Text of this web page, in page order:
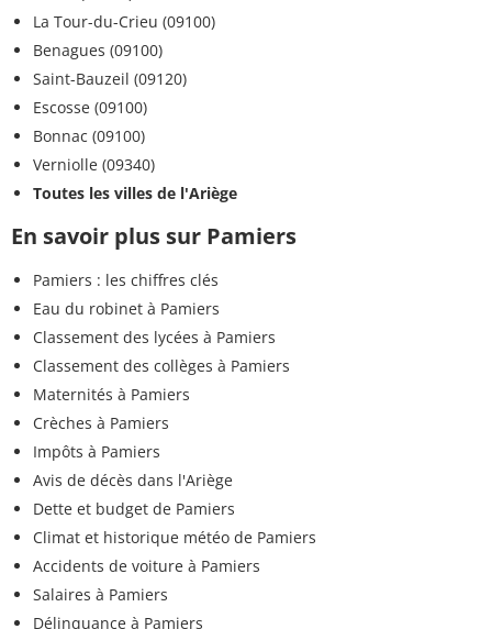
La Tour-du-Crieu (09100)
Benagues (09100)
Saint-Bauzeil (09120)
Escosse (09100)
Bonnac (09100)
Verniolle (09340)
Toutes les villes de l'Ariège
En savoir plus sur Pamiers
Pamiers : les chiffres clés
Eau du robinet à Pamiers
Classement des lycées à Pamiers
Classement des collèges à Pamiers
Maternités à Pamiers
Crèches à Pamiers
Impôts à Pamiers
Avis de décès dans l'Ariège
Dette et budget de Pamiers
Climat et historique météo de Pamiers
Accidents de voiture à Pamiers
Salaires à Pamiers
Délinquance à Pamiers